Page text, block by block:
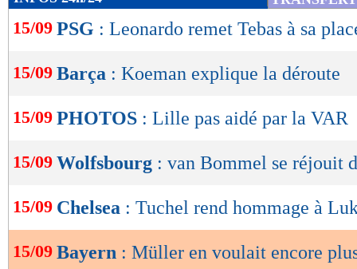
de
lecture
OK
15/09 PSG : Leonardo remet Tebas à sa
15/09 Barça : Koeman explique la déroute
15/09 PHOTOS : Lille pas aidé par la VAR
15/09 Wolfsbourg : van Bommel se réjouit
15/09 Chelsea : Tuchel rend hommage à
15/09 Bayern : Müller en voulait encore